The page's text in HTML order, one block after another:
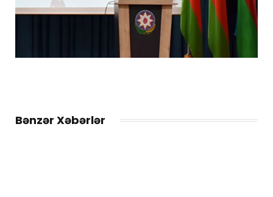
Bənzər Xəbərlər